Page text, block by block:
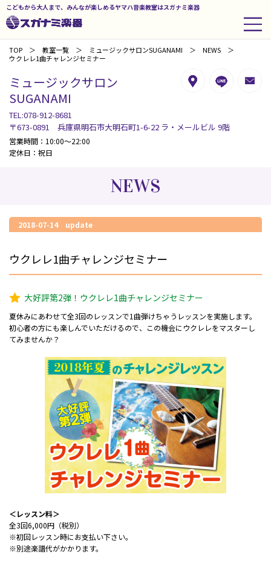
こどもから大人まで、みんなが楽しめるヤマハ音楽教室はスガナミ楽器
TOP 教室一覧 ミュージックサロンSUGANAMI
NEWS
ウクレレ1曲チャレンジセミナー
ミュージックサロン
SUGANAMI
TEL:078-912-8681
〒673-0891 兵庫県明石市大明石町1-6-22 ラ・メールビル 9階
営業時間：10:00～22:00
定休日：祝日
NEWS
2018-07-14 update
ウクレレ1曲チャレンジセミナー
大好評第2弾！ウクレレ1曲チャレンジセミナー
夏休みにあわせて全3回のレッスンで1曲弾けちゃうレッスンを実施します。
初心者の方にも楽しんでいただけるので、この機会にウクレレをマスターし
てみませんか？
＜レッスン料＞
全3回6,000円（税別）
※初回レッスン時にお支払い下さい。
※別途楽譜代がかかります。